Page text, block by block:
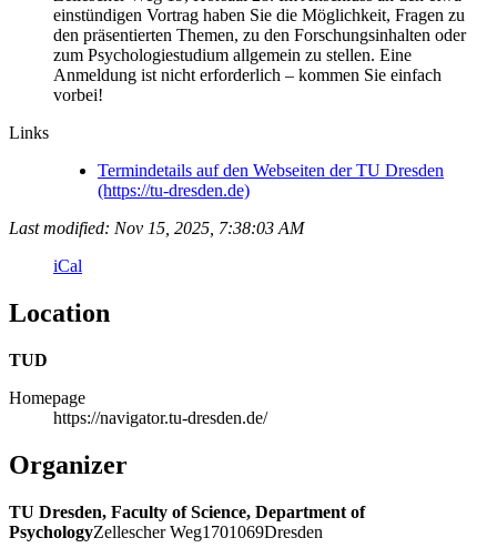
einstündigen Vortrag haben Sie die Möglichkeit, Fragen zu
den präsentierten Themen, zu den Forschungsinhalten oder
zum Psychologiestudium allgemein zu stellen. Eine
Anmeldung ist nicht erforderlich – kommen Sie einfach
vorbei!
Links
Termindetails auf den Webseiten der TU Dresden
(https://tu-dresden.de)
Last modified: Nov 15, 2025, 7:38:03 AM
iCal
Location
TUD
Homepage
https://navigator.tu-dresden.de/
Organizer
TU Dresden, Faculty of Science, Department of
PsychologyZellescher Weg1701069Dresden